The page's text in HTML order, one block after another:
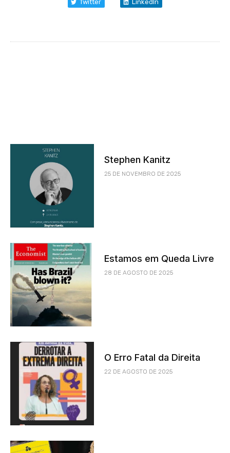
Twitter LinkedIn
Stephen Kanitz
25 DE NOVEMBRO DE 2025
Estamos em Queda Livre
28 DE AGOSTO DE 2025
O Erro Fatal da Direita
22 DE AGOSTO DE 2025